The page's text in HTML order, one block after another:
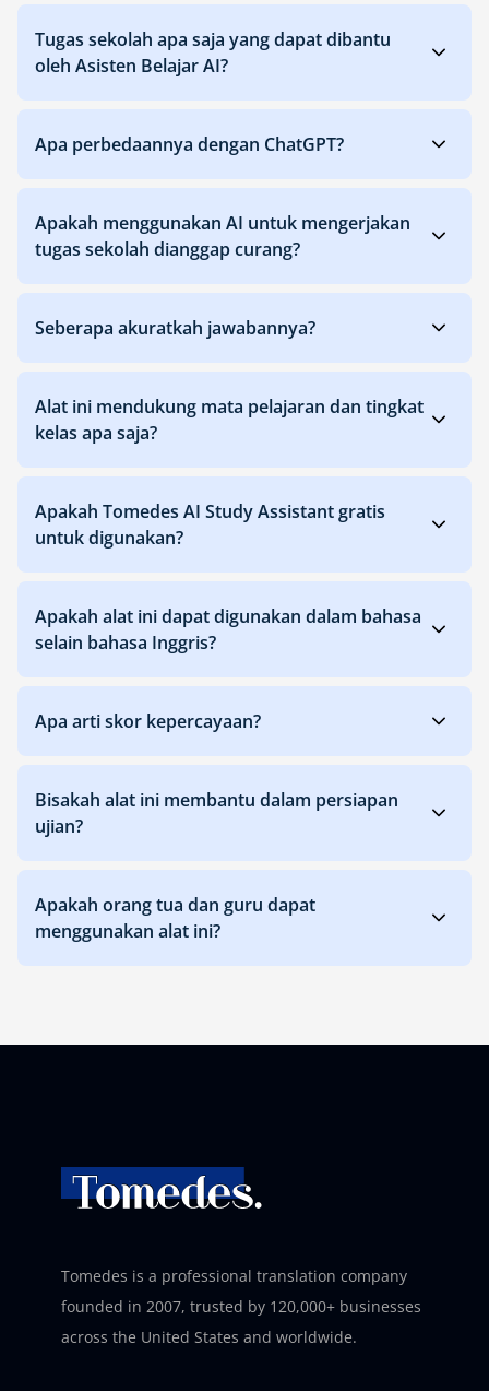
Tugas sekolah apa saja yang dapat dibantu
oleh Asisten Belajar AI?
Apa perbedaannya dengan ChatGPT?
Apakah menggunakan AI untuk mengerjakan
tugas sekolah dianggap curang?
Seberapa akuratkah jawabannya?
Alat ini mendukung mata pelajaran dan tingkat
kelas apa saja?
Apakah Tomedes AI Study Assistant gratis
untuk digunakan?
Apakah alat ini dapat digunakan dalam bahasa
selain bahasa Inggris?
Apa arti skor kepercayaan?
Bisakah alat ini membantu dalam persiapan
ujian?
Apakah orang tua dan guru dapat
menggunakan alat ini?
Tomedes is a professional translation company
founded in 2007, trusted by 120,000+ businesses
across the United States and worldwide.